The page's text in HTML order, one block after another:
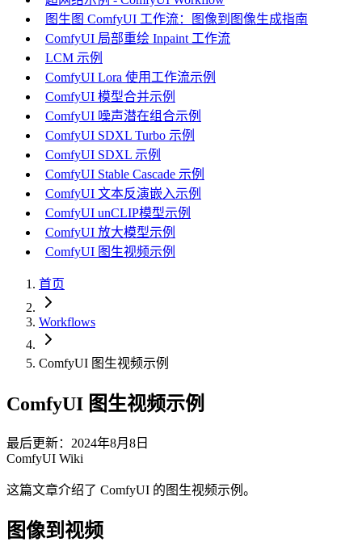
图生图 ComfyUI 工作流：图像到图像生成指南
ComfyUI 局部重绘 Inpaint 工作流
LCM 示例
ComfyUI Lora 使用工作流示例
ComfyUI 模型合并示例
ComfyUI 噪声潜在组合示例
ComfyUI SDXL Turbo 示例
ComfyUI SDXL 示例
ComfyUI Stable Cascade 示例
ComfyUI 文本反演嵌入示例
ComfyUI unCLIP模型示例
ComfyUI 放大模型示例
ComfyUI 图生视频示例
首页
Workflows
ComfyUI 图生视频示例
ComfyUI 图生视频示例
最后更新：2024年8月8日
ComfyUI Wiki
这篇文章介绍了 ComfyUI 的图生视频示例。
图像到视频